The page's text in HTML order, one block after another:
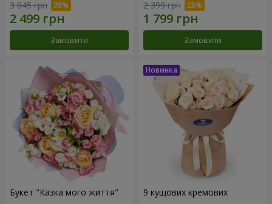
3 845 грн
Замовити
2 399 грн
Замовити
Букет "Казка мого життя" 9 кущових кремових